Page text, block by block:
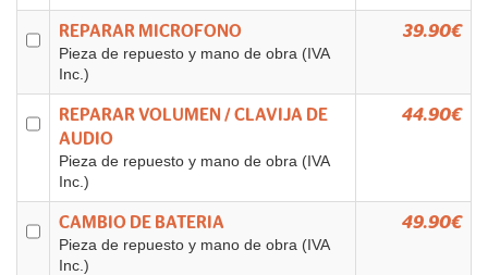
REPARAR MICROFONO
Pieza de repuesto y mano de obra (IVA
Inc.)
39.90€
REPARAR VOLUMEN / CLAVIJA DE
AUDIO
Pieza de repuesto y mano de obra (IVA
Inc.)
44.90€
CAMBIO DE BATERIA
Pieza de repuesto y mano de obra (IVA
Inc.)
49.90€